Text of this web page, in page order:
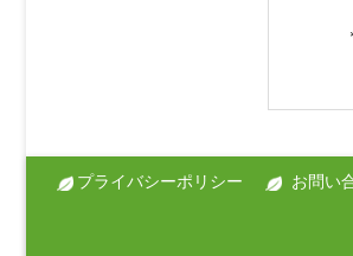
プライバシーポリシー お問い